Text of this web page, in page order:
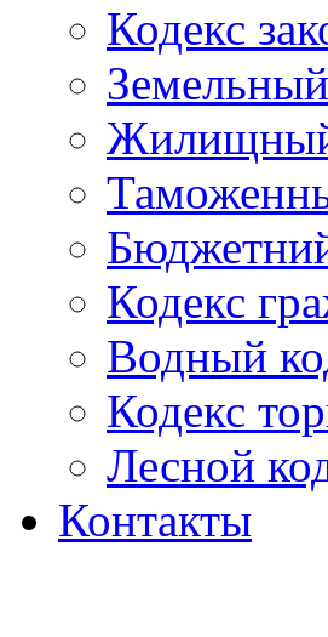
Кодекс
Жилищный
Кодекс
Водный
Кодекс
Лесной
Контакты